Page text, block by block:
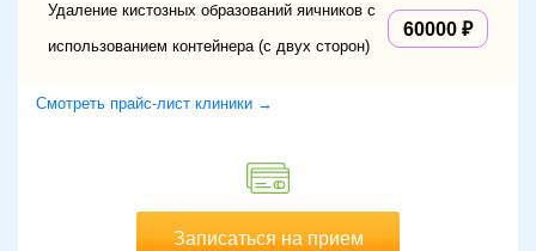
Удаление кистозных образований яичников с
использованием контейнера (с двух сторон)
60000
Смотреть прайс-лист клиники →
Записаться на прием